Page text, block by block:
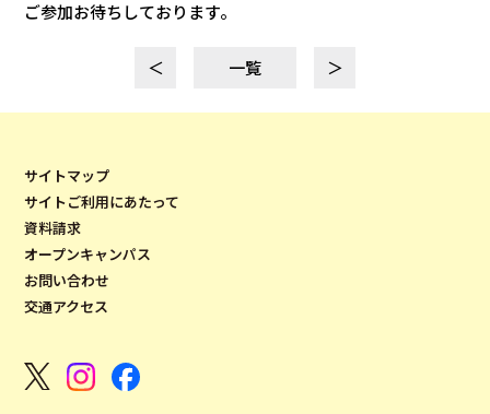
ご参加お待ちしております。
＜ 一覧 ＞
サイトマップ
サイトご利用にあたって
資料請求
オープンキャンパス
お問い合わせ
交通アクセス